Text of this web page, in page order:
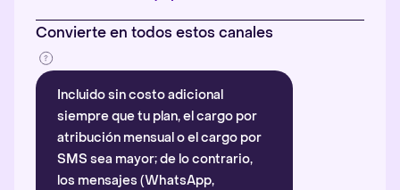
Convierte en todos estos canales
Incluido sin costo adicional
siempre que tu plan, el cargo por
atribución mensual o el cargo por
SMS sea mayor; de lo contrario,
los mensajes (WhatsApp,